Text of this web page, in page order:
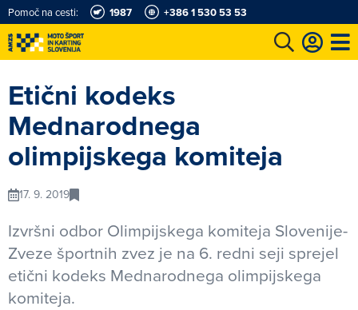
Pomoč na cesti: 1987 +386 1 530 53 53
Etični kodeks
Mednarodnega
olimpijskega komiteja
17. 9. 2019
Izvršni odbor Olimpijskega komiteja Slovenije-
Zveze športnih zvez je na 6. redni seji sprejel
etični kodeks Mednarodnega olimpijskega
komiteja.